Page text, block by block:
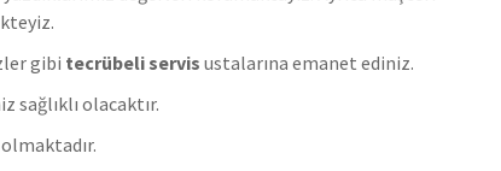
gibi tecrübeli servis ustalarına emanet ediniz.
sağlıklı olacaktır.